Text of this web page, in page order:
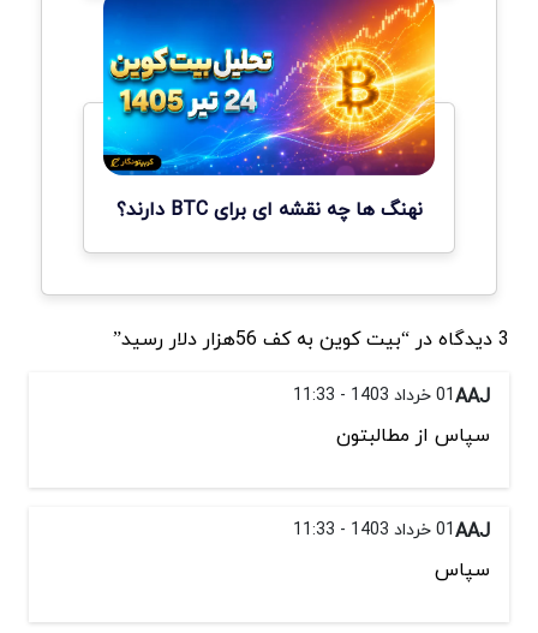
نهنگ ها چه نقشه ای برای BTC دارند؟
3 دیدگاه در “بیت کوین به کف 56‌هزار دلار رسید”
AAJ01 خرداد 1403 - 11:33
سپاس از مطالبتون
AAJ01 خرداد 1403 - 11:33
سپاس